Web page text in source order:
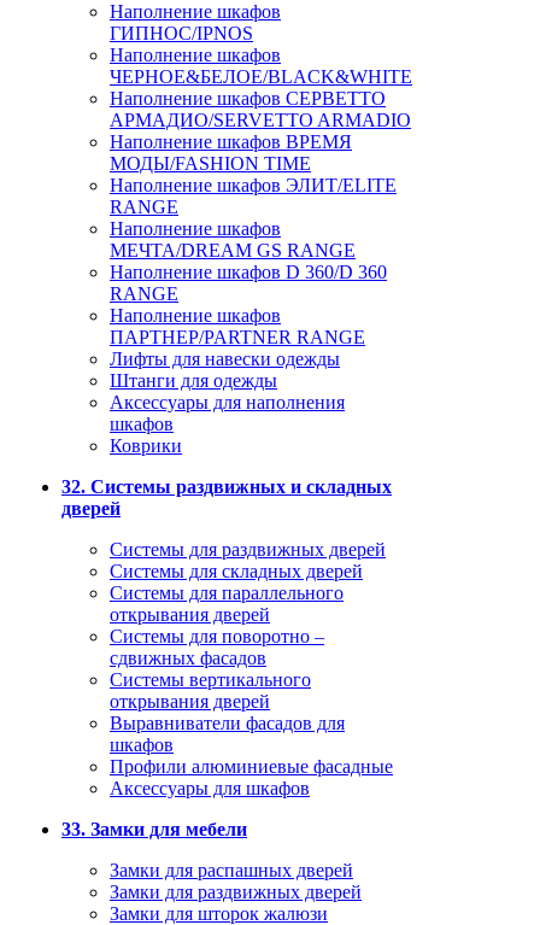
Наполнение шкафов
ГИПНОС/IPNOS
Наполнение шкафов
ЧЕРНОЕ&БЕЛОЕ/BLACK&WHITE
Наполнение шкафов СЕРВЕТТО
АРМАДИО/SERVETTO ARMADIO
Наполнение шкафов ВРЕМЯ
МОДЫ/FASHION TIME
Наполнение шкафов ЭЛИТ/ELITE
RANGE
Наполнение шкафов
МЕЧТА/DREAM GS RANGE
Наполнение шкафов D 360/D 360
RANGE
Наполнение шкафов
ПАРТНЕР/PARTNER RANGE
Лифты для навески одежды
Штанги для одежды
Аксессуары для наполнения
шкафов
Коврики
32. Системы раздвижных и складных
дверей
Системы для раздвижных дверей
Системы для складных дверей
Системы для параллельного
открывания дверей
Системы для поворотно –
сдвижных фасадов
Системы вертикального
открывания дверей
Выравниватели фасадов для
шкафов
Профили алюминиевые фасадные
Аксессуары для шкафов
33. Замки для мебели
Замки для распашных дверей
Замки для раздвижных дверей
Замки для шторок жалюзи